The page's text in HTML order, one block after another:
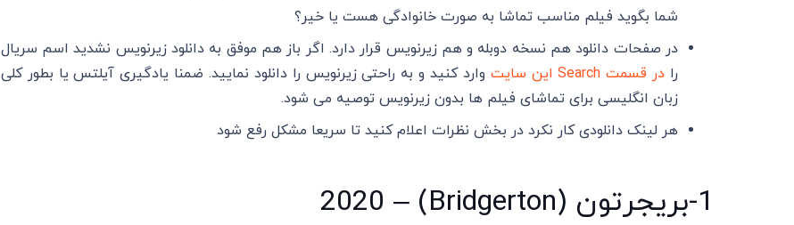
شما بگوید فیلم مناسب تماشا به صورت خانوادگی هست یا خیر؟
در صفحات دانلود هم نسخه دوبله و هم زیرنویس قرار دارد. اگر باز هم موفق به دانلود زیرنویس نشدید اسم سریال
را در قسمت Search این سایت
وارد کنید و به راحتی زیرنویس را دانلود نمایید. ضمنا یادگیری آیلتس یا بطور کلی
زبان انگلیسی برای تماشای فیلم ها بدون زیرنویس توصیه می شود.
هر لینک دانلودی کار نکرد در بخش نظرات اعلام کنید تا سریعا مشکل رفع شود
1-بریجرتون (Bridgerton) – 2020